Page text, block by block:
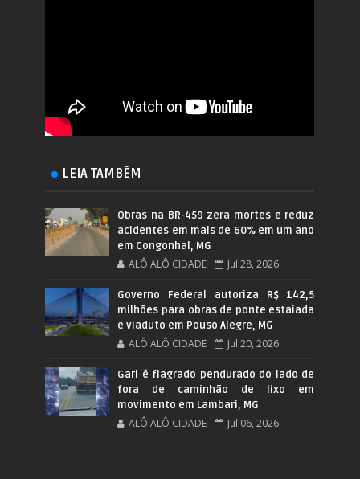
LEIA TAMBÉM
Obras na BR-459 zera mortes e reduz
acidentes em mais de 60% em um ano
em Congonhal, MG
ALÔ ALÔ CIDADE Jul 28, 2026
Governo Federal autoriza R$ 142,5
milhões para obras de ponte estaiada
e viaduto em Pouso Alegre, MG
ALÔ ALÔ CIDADE Jul 20, 2026
Gari é flagrado pendurado do lado de
fora de caminhão de lixo em
movimento em Lambari, MG
ALÔ ALÔ CIDADE Jul 06, 2026